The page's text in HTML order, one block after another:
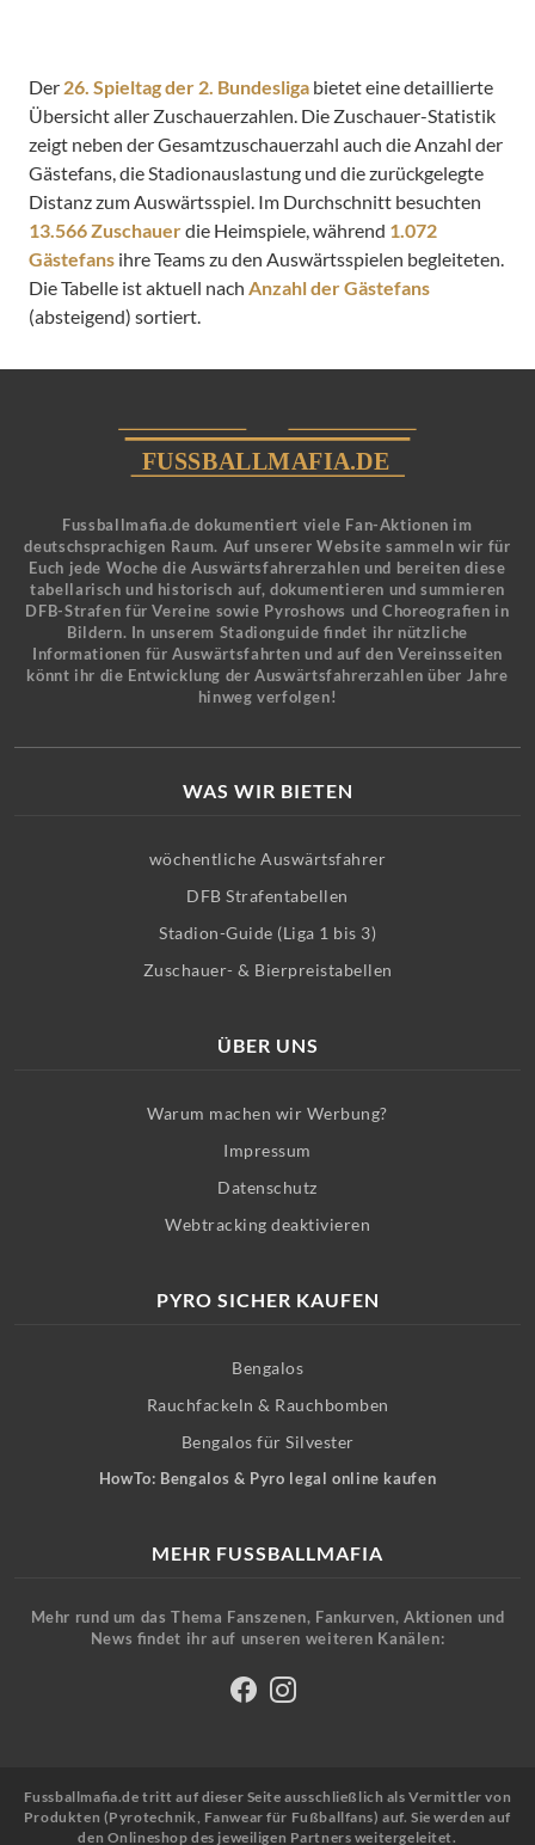
Der 26. Spieltag der 2. Bundesliga bietet eine detaillierte
Übersicht aller Zuschauerzahlen. Die Zuschauer-Statistik
zeigt neben der Gesamtzuschauerzahl auch die Anzahl der
Gästefans, die Stadionauslastung und die zurückgelegte
Distanz zum Auswärtsspiel. Im Durchschnitt besuchten
13.566 Zuschauerdie Heimspiele, während 1.072
Gästefans ihre Teams zu den Auswärtsspielen begleiteten.
Die Tabelle ist aktuell nach Anzahl der Gästefans
(absteigend) sortiert.
Fussballmafia.de dokumentiert viele Fan-Aktionen im
deutschsprachigen Raum. Auf unserer Website sammeln wir für
Euch jede Woche die Auswärtsfahrerzahlen und bereiten diese
tabellarisch und historisch auf, dokumentieren und summieren
DFB-Strafen für Vereine sowie Pyroshows und Choreografien in
Bildern. In unserem Stadionguide findet ihr nützliche
Informationen für Auswärtsfahrten und auf den Vereinsseiten
könnt ihr die Entwicklung der Auswärtsfahrerzahlen über Jahre
hinweg verfolgen!
WAS WIR BIETEN
wöchentliche Auswärtsfahrer
DFB Strafentabellen
Stadion-Guide (Liga 1 bis 3)
Zuschauer- & Bierpreistabellen
ÜBER UNS
Warum machen wir Werbung?
Impressum
Datenschutz
Webtracking deaktivieren
PYRO SICHER KAUFEN
Bengalos
Rauchfackeln & Rauchbomben
Bengalos für Silvester
HowTo: Bengalos & Pyro legal online kaufen
MEHR FUSSBALLMAFIA
Mehr rund um das Thema Fanszenen, Fankurven, Aktionen und
News findet ihr auf unseren weiteren Kanälen:
Fussballmafia.de tritt auf dieser Seite ausschließlich als Vermittler von
Produkten (Pyrotechnik, Fanwear für Fußballfans) auf. Sie werden auf
den Onlineshop des jeweiligen Partners weitergeleitet.